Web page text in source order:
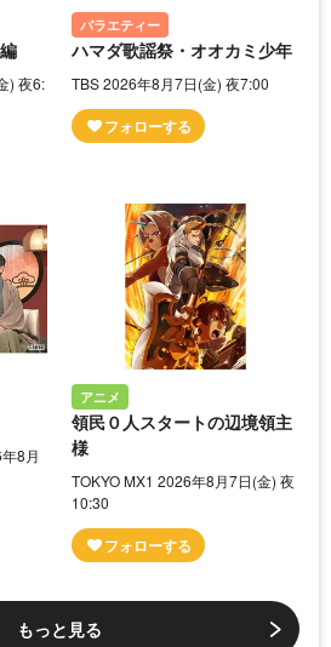
) 夜6:
バラエティー
ハマダ歌謡祭・オオカミ少年
TBS 2026年8月7日(金) 夜7:00
8月
アニメ
領民０人スタートの辺境領主
様
TOKYO MX1 2026年8月7日(金) 夜
10:30
もっと見る